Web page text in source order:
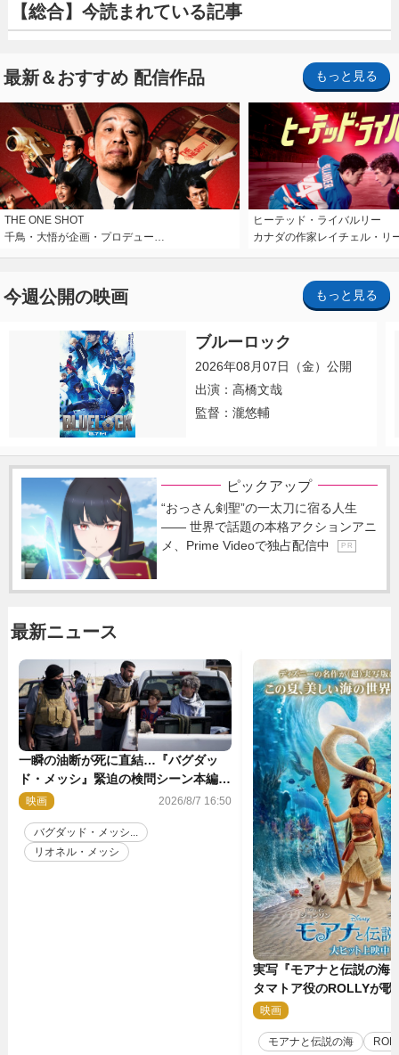
【総合】今読まれている記事
最新＆おすすめ 配信作品 もっと見る
THE ONE SHOT
千鳥・大悟が企画・プロデュー…
ヒーテッド・ライバルリー
カナダの作家レイチェル・リ
今週公開の映画 もっと見る
ブルーロック
2026年08月07日（金）公開
出演：高橋文哉
監督：瀧悠輔
ピックアップ
“おっさん剣聖”の一太刀に宿る人生
―― 世界で話題の本格アクションアニ
メ、Prime Videoで独占配信中
P R
最新ニュース
一瞬の油断が死に直結…『バグダッ
ド・メッシ』緊迫の検問シーン本編解
禁 監督メッセージも到着
映画 2026/8/7 16:50
バグダッド・メッシ...
リオネル・メッシ
実写『モアナと伝説の海
タマトア役のROLLYが歌
スな劇中歌「シャイニー
映画
モアナと伝説の海